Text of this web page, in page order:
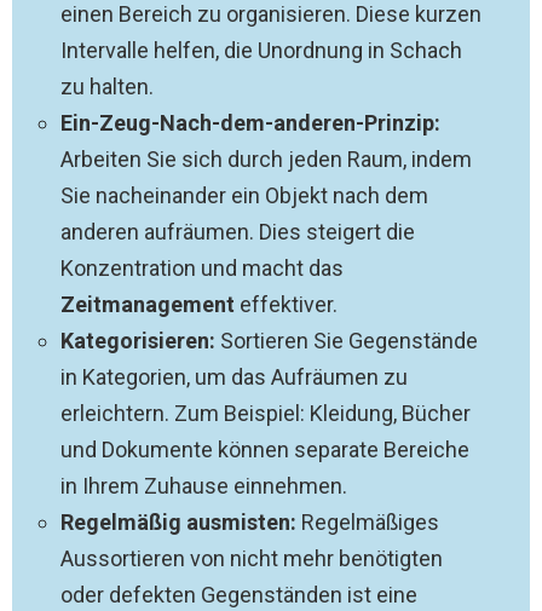
einen Bereich zu organisieren. Diese kurzen
Intervalle helfen, die Unordnung in Schach
zu halten.
Ein-Zeug-Nach-dem-anderen-Prinzip:
Arbeiten Sie sich durch jeden Raum, indem
Sie nacheinander ein Objekt nach dem
anderen aufräumen. Dies steigert die
Konzentration und macht das
Zeitmanagement effektiver.
Kategorisieren: Sortieren Sie Gegenstände
in Kategorien, um das Aufräumen zu
erleichtern. Zum Beispiel: Kleidung, Bücher
und Dokumente können separate Bereiche
in Ihrem Zuhause einnehmen.
Regelmäßig ausmisten: Regelmäßiges
Aussortieren von nicht mehr benötigten
oder defekten Gegenständen ist eine